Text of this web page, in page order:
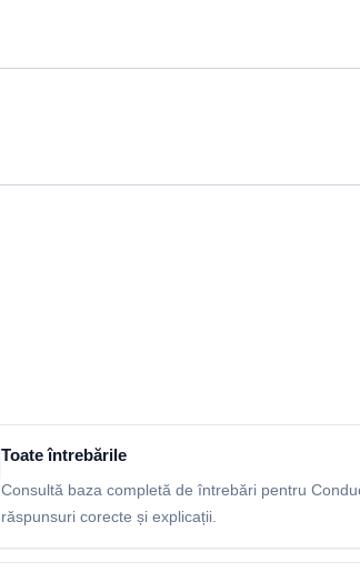
Toate întrebările
Consultă baza completă de întrebări pentru
răspunsuri corecte și explicații.